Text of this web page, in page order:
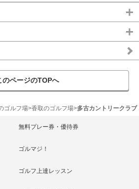
のページのTOPへ
ゴルフ場 香取のゴルフ場 多古カントリークラブ
無料プレー券・優待券
ゴルマジ！
ゴルフ上達レッスン